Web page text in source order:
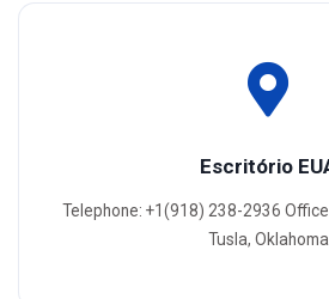
Escritório
Telephone: +1(918) 238-2936
Tusla, Oklahoma